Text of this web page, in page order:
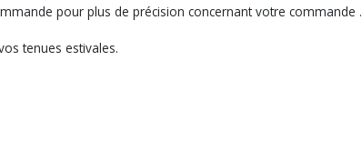
pour plus de précision concernant votre commande .
tenues estivales.